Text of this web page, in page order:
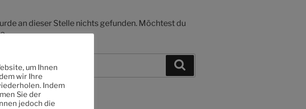
an dieser Stelle nichts gefunden. Möchtest du
um Ihnen
wir Ihre
Indem
Sie der
jedoch die